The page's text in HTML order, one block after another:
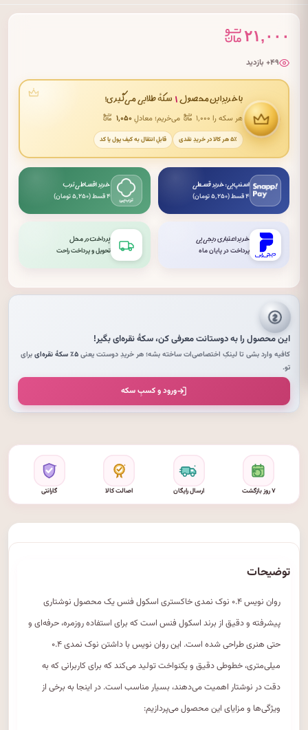
۲۱,۰۰۰
۴۹+ بازدید
با خریدِ این محصول ۱ سکهٔ طلایی می‌گیری!
هر سکه را ۱٬۰۰۰ می‌خریم؛ معادلِ۱٬۰۵۰
۵٪ هر کالا در خریدِ نقدی قابلِ انتقال به کیف پول یا کد
اسنپ‌پی: خرید قسطی
۴ قسط (۵٬۲۵۰ تومان)
خرید اقساطی ترب
۴ قسط (۵٬۲۵۰ تومان)
خرید اعتباری دیجی‌پی
پرداخت در پایان ماه
پرداخت در محل
تحویل و پرداخت راحت
این محصول را به دوستانت معرفی کن،سکهٔ نقره‌ایبگیر!
کافیه وارد بشی تا لینکِ اختصاصی‌ات ساخته بشه؛ هر خریدِ دوستت یعنی۵٪ سکهٔ نقره‌ای
برای
تو.
ورود و کسبِ سکه
۷ روز بازگشت ارسال رایگان اصالت کالا گارانتی
توضیحات
روان نویس ۰.۴ نوک نمدی خاکستری اسکول فنس یک محصول نوشتاری
پیشرفته و دقیق از برند اسکول فنس است که برای استفاده روزمره، حرفه‌ای و
حتی هنری طراحی شده است. این روان نویس با داشتن نوک نمدی ۰.۴
میلی‌متری، خطوطی دقیق و یکنواخت تولید می‌کند که برای کاربرانی که به
دقت در نوشتار اهمیت می‌دهند، بسیار مناسب است. در اینجا به برخی از
ویژگی‌ها و مزایای این محصول می‌پردازیم: